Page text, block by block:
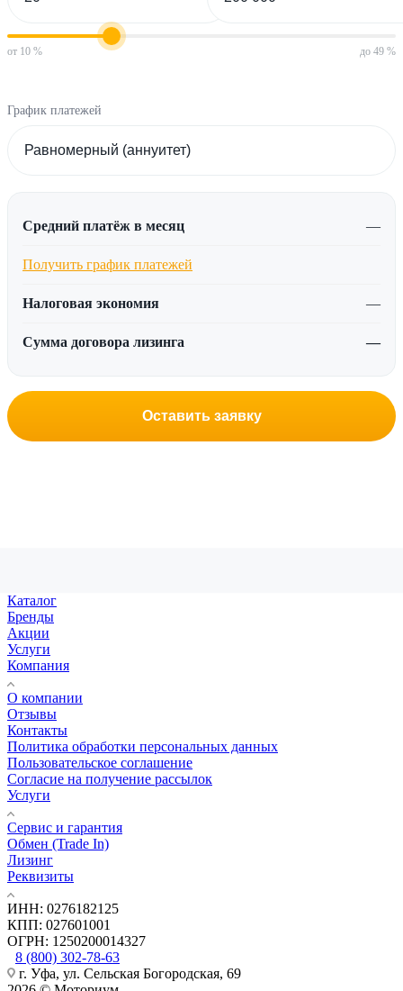
от 10 % до 49 %
График платежей
Средний платёж в месяц —
Получить график платежей
Налоговая экономия —
Сумма договора лизинга —
Оставить заявку
Каталог
Бренды
Акции
Услуги
Компания
О компании
Отзывы
Контакты
Политика обработки персональных данных
Пользовательское соглашение
Согласие на получение рассылок
Услуги
Сервис и гарантия
Обмен (Trade In)
Лизинг
Реквизиты
ИНН: 0276182125
КПП: 027601001
ОГРН: 1250200014327
8 (800) 302-78-63
г. Уфа, ул. Сельская Богородская, 69